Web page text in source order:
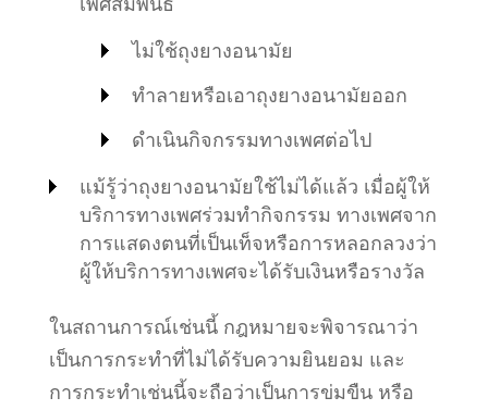
ไม่ใช้ถุงยางอนามัย
ทำลายหรือเอาถุงยางอนามัยออก
ดำเนินกิจกรรมทางเพศต่อไป
แม้รู้ว่าถุงยางอนามัยใช้ไม่ได้แล้ว เมื่อผู้ให้
บริการทางเพศร่วมทำกิจกรรม ทางเพศจาก
การแสดงตนที่เป็นเท็จหรือการหลอกลวงว่า
ผู้ให้บริการทางเพศจะได้รับเงินหรือรางวัล
ในสถานการณ์เช่นนี้ กฎหมายจะพิจารณาว่า
เป็นการกระทำที่ไม่ได้รับความยินยอม และ
การกระทำเช่นนี้จะถือว่าเป็นการข่มขืน หรือ